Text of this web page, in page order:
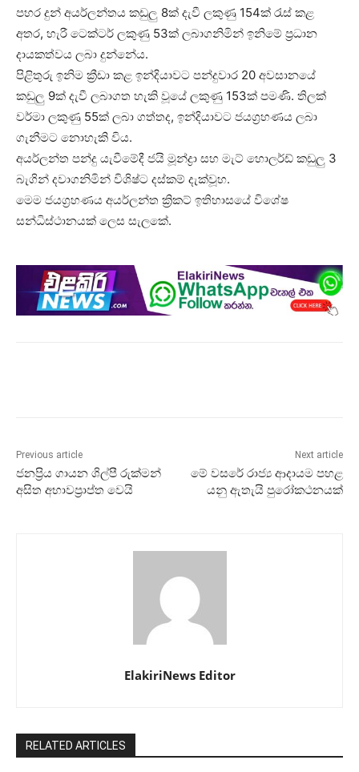
පහර දුන් අයර්ලන්තය කඩුලු 8ක් දැවී ලකුණු 154ක් රැස් කළ
අතර, හැරී ටෙක්ටර් ලකුණු 53ක් ලබාගනිමින් ඉනිමේ ප්‍රධාන
දායකත්වය ලබා දුන්නේය.
පිළිතුරු ඉනිම ක්‍රීඩා කළ ඉන්දියාවට පන්දුවාර 20 අවසානයේ
කඩුලු 9ක් දැවී ලබාගත හැකි වූයේ ලකුණු 153ක් පමණි. තිලක්
වර්මා ලකුණු 55ක් ලබා ගත්තද, ඉන්දියාවට ජයග්‍රහණය ලබා
ගැනීමට නොහැකි විය.
අයර්ලන්ත පන්දු යැවීමේදී ජයි මූන්ද්‍රා සහ මැට් හොලර්ඩ් කඩුලු 3
බැගින් දවාගනිමින් විශිෂ්ට දස්කම් දැක්වූහ.
මෙම ජයග්‍රහණය අයර්ලන්ත ක්‍රිකට් ඉතිහාසයේ විශේෂ
සන්ධිස්ථානයක් ලෙස සැලකේ.
Previous article
ජනප්‍රිය ගායන ශිල්පී රුක්මන්
අසිත අභාවප්‍රාප්ත වෙයි
Next article
මේ වසරේ රාජ්‍ය ආදායම පහළ
යනු ඇතැයි පුරෝකථනයක්
ElakiriNews Editor
RELATED ARTICLES